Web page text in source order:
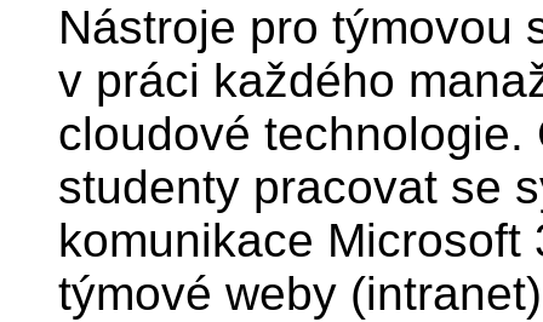
Nástroje pro týmovou
v práci každého
cloudové
studenty pracovat se
komunikace
týmové weby